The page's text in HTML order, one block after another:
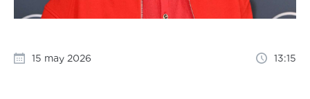
15 may 2026 13:15